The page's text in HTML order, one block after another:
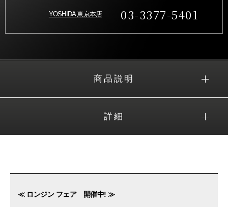
YOSHIDA 東京本店 03-3377-5401
商品説明
詳細
≪ ロンジン フェア 開催中! ≫